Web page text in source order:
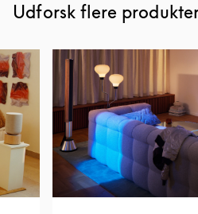
Udforsk flere